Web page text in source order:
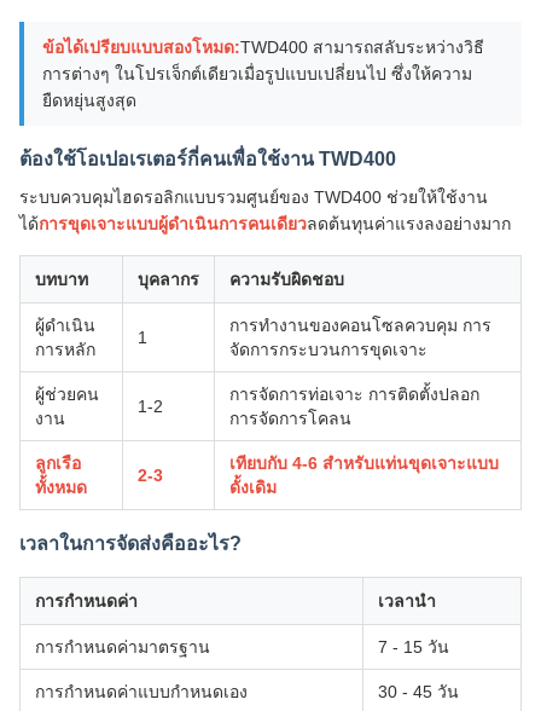
ข้อได้เปรียบแบบสองโหมด:TWD400 สามารถสลับระหว่างวิธี
การต่างๆ ในโปรเจ็กต์เดียวเมื่อรูปแบบเปลี่ยนไป ซึ่งให้ความ
ยืดหยุ่นสูงสุด
ต้องใช้โอเปอเรเตอร์กี่คนเพื่อใช้งาน TWD400
ระบบควบคุมไฮดรอลิกแบบรวมศูนย์ของ TWD400 ช่วยให้ใช้งาน
ได้การขุดเจาะแบบผู้ดำเนินการคนเดียวลดต้นทุนค่าแรงลงอย่างมาก
บทบาท บุคลากร ความรับผิดชอบ
ผู้ดำเนิน
การหลัก
1
การทำงานของคอนโซลควบคุม การ
จัดการกระบวนการขุดเจาะ
ผู้ช่วยคน
งาน
1-2
การจัดการท่อเจาะ การติดตั้งปลอก
การจัดการโคลน
ลูกเรือ
ทั้งหมด
2-3
เทียบกับ 4-6 สำหรับแท่นขุดเจาะแบบ
ดั้งเดิม
เวลาในการจัดส่งคืออะไร?
การกำหนดค่า เวลานำ
การกำหนดค่ามาตรฐาน 7 - 15 วัน
การกำหนดค่าแบบกำหนดเอง 30 - 45 วัน